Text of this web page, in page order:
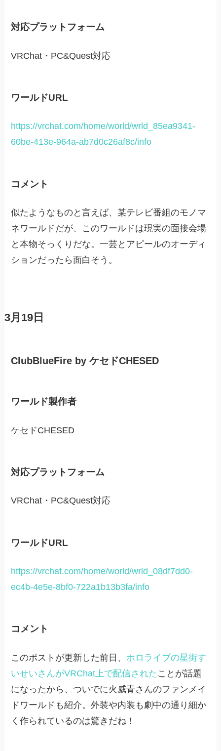
対応プラットフォーム
VRChat・PC&Quest対応
ワールドURL
https://vrchat.com/home/world/wrld_85ea9341-
60be-413e-964a-ab7d0c26af8c/info
コメント
似たようなものと言えば、某テレビ番組のモノマ
ネワールドだが、このワールドは現実の面接会場
と本物そっくりだな。一芸とアピールのオーディ
ションだったら面白そう。
3月19日
ClubBlueFire by ケセドCHESED
ワールド製作者
ケセドCHESED
対応プラットフォーム
VRChat・PC&Quest対応
ワールドURL
https://vrchat.com/home/world/wrld_08df7dd0-
ec4b-4e5e-8bf0-722a1b13b3fa/info
コメント
このポストが更新した前日、 ホロライブの星街す
いせいさんがVRChat上で配信された ことが話題
になったから、ついでに火威青さんのファンメイ
ドワールドも紹介。外装や内装も劇中の通り細か
く作られているのは驚きだね！